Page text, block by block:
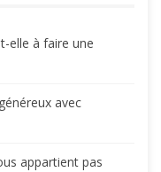
elle à faire une
avec
appartient pas